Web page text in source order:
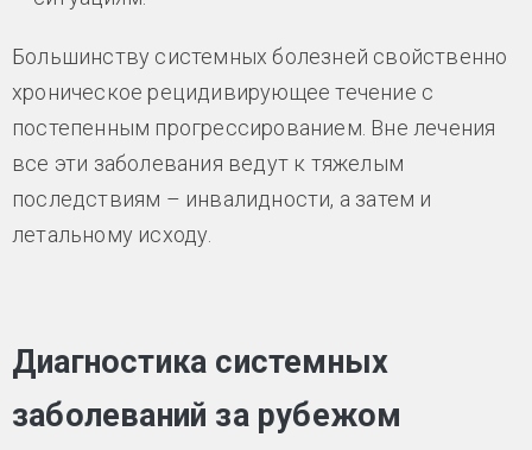
Большинству системных болезней свойственно
хроническое рецидивирующее течение с
постепенным прогрессированием. Вне лечения
все эти заболевания ведут к тяжелым
последствиям – инвалидности, а затем и
летальному исходу.
Диагностика системных
заболеваний за рубежом